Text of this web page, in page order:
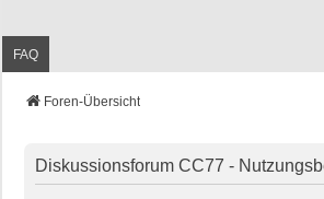
FAQ
Foren-Übersicht
Diskussionsforum CC77 -